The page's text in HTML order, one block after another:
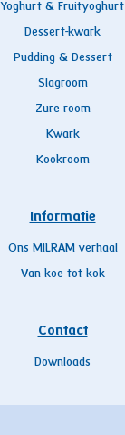
Yoghurt & Fruityoghurt
Dessert-kwark
Pudding & Dessert
Slagroom
Zure room
Kwark
Kookroom
Informatie
Ons MILRAM verhaal
Van koe tot kok
Contact
Downloads